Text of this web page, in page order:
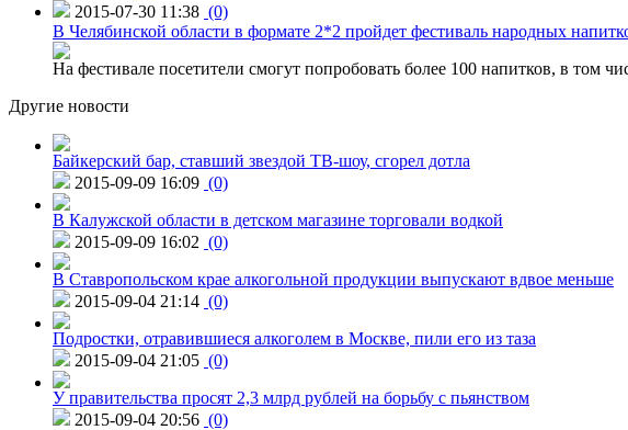
2015-07-30 11:38 (0)
В Челябинской области в формате 2*2 пройдет фестиваль народных
На фестивале посетители смогут попробовать более 100 напитков, в том
Другие новости
Байкерский бар, ставший звездой ТВ-шоу, сгорел дотла
2015-09-09 16:09 (0)
В Калужской области в детском магазине торговали водкой
2015-09-09 16:02 (0)
В Ставропольском крае алкогольной продукции выпускают вдвое меньше
2015-09-04 21:14 (0)
Подростки, отравившиеся алкоголем в Москве, пили его из таза
2015-09-04 21:05 (0)
У правительства просят 2,3 млрд рублей на борьбу с пьянством
2015-09-04 20:56 (0)